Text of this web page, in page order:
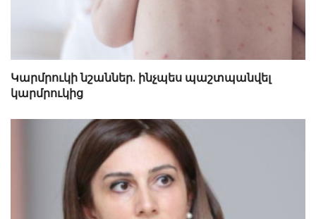
Կարմրուկի նշաններ. ինչպես պաշտպանվել
կարմրուկից